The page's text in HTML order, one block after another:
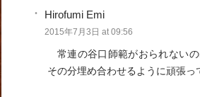
Hirofumi Emi
2015年7月3日 at 09:56
常連の谷口師範がおられないの
その分埋め合わせるように頑張っ